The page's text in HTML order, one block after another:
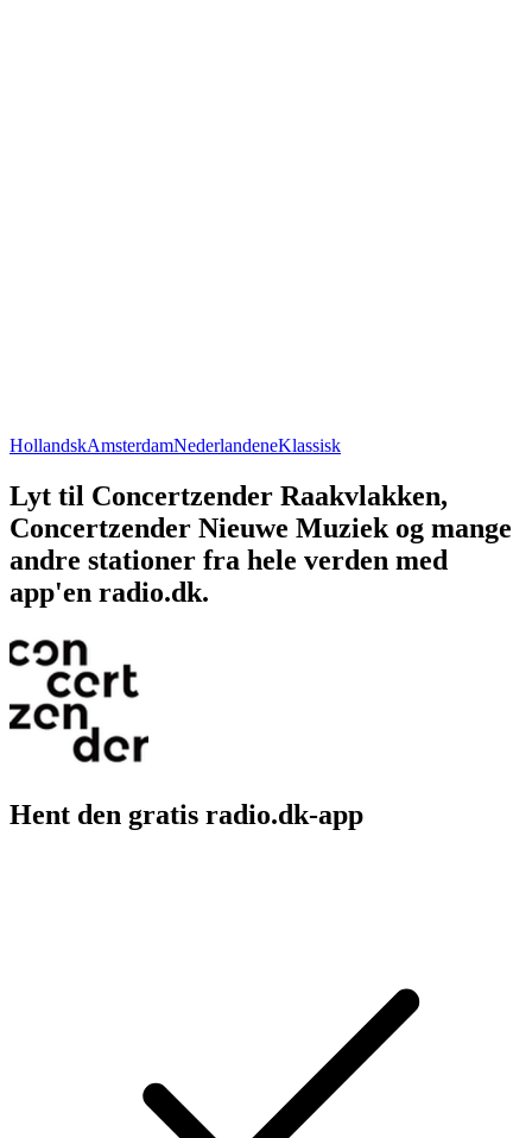
HollandskAmsterdamNederlandeneKlassisk
Lyt til Concertzender Raakvlakken,
Concertzender Nieuwe Muziek og mange
andre stationer fra hele verden med
app'en radio.dk.
Hent den gratis radio.dk-app